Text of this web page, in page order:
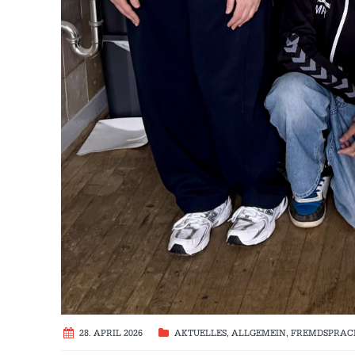
28. APRIL 2026 AKTUELLES, ALLGEMEIN,